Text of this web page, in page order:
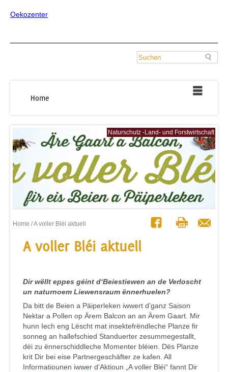
Oekozenter
Home
Naturschutz -Land- und Forstwirtschaft
Home / A voller Bléi aktuell
A voller Bléi aktuell
Dir wëllt eppes géint d‘Beiestiewen an de Verloscht
un naturnoem Liewensraum ënnerhuelen?
Da bitt de Beien a Päiperleken iwwert d’ganz Saison
Nektar a Pollen op Ärem Balcon an an Ärem Gaart. Mir
hunn Iech eng Lëscht mat insektefrëndleche Planze fir
sonneg an hallefschied Standuerter zesummegestallt,
déi zu ënnerschiddleche Momenter bléien. Dës Planze
krit Dir bei eise Partnergeschäfter ze kafen. All
Informatiounen iwwer d‘Aktioun „A voller Bléi“ fannt Dir